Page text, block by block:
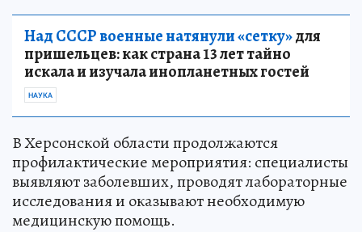
Над СССР военные натянули «сетку»для
пришельцев: как страна 13 лет тайно
искала и изучала инопланетных гостей
НАУКА
В Херсонской области продолжаются
профилактические мероприятия: специалисты
выявляют заболевших, проводят лабораторные
исследования и оказывают необходимую
медицинскую помощь.